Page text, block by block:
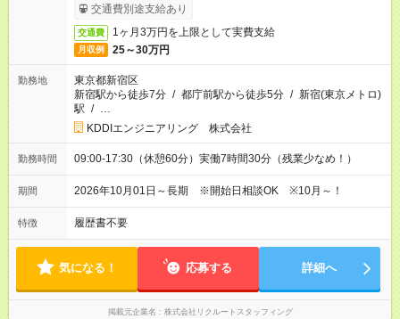
交通費別途支給あり
交通費 1ヶ月3万円を上限として実費支給
月収例 25～30万円
勤務地
東京都新宿区
新宿駅から徒歩7分 / 都庁前駅から徒歩5分 / 新宿(東京メトロ)
駅 / …
KDDIエンジニアリング 株式会社
勤務時間 09:00-17:30（休憩60分）実働7時間30分（残業少なめ！）
期間 2026年10月01日～長期 ※開始日相談OK ※10月～！
特徴 履歴書不要
気になる！ 応募する 詳細へ
掲載元企業名 株式会社リクルートスタッフィング